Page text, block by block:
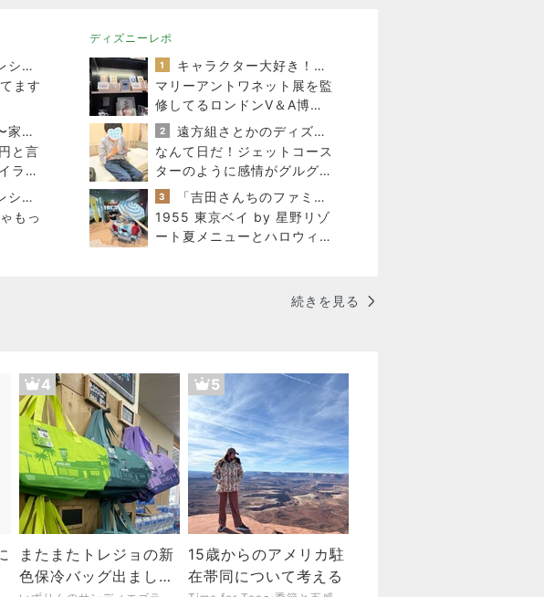
おうちと暮らしのレシピ 〜HOME&LIFE〜
ます
進撃のおはるさん〜家づくり失敗したけど私は元気です〜
と言
ライ
おうちと暮らしのレシピ 〜HOME&LIFE〜
もっ
ディズニーレポ
1
キャラクター大好き！コロ助の2回目ロンドン生活にっき★
マリーアントワネット展を監
修してるロンドンV＆A博物
館のセンスの良すぎるお土
産！
2
遠方組さとかのディズニー沼日記
なんて日だ！ジェットコース
ターのように感情がグルグル
した昨日の出来事
3
「吉田さんちのファミリー日記」Powered by Ameba 吉田さんファミリーオフィシャルブログ
1955 東京ベイ by 星野リゾ
ート夏メニューとハロウィン
続きを見る
4
またまたトレジョの新
色保冷バッグ出ました
5
15歳からのアメリカ駐
在帯同について考える